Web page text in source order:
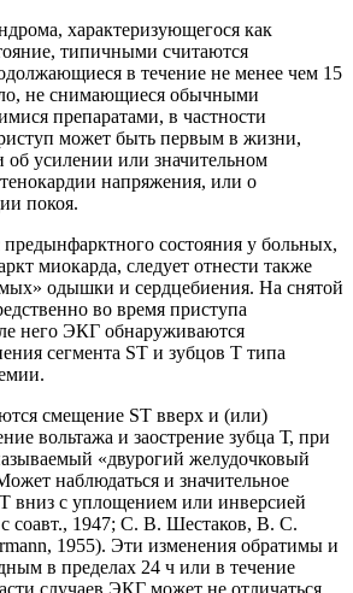
характеризующегося как
типичными считаются
в течение не менее чем 15
не снимающиеся обычными
препаратами, в частности
может быть первым в жизни,
об усилении или значительном
напряжения, или о
покоя.
состояния у больных,
миокарда, следует отнести также
одышки и сердцебиения. На снятой
во время приступа
него ЭКГ обнаруживаются
сегмента ST и зубцов Т типа
смещение ST вверх и (или)
вольтажа и заострение зубца Т, при
«двурогий желудочковый
наблюдаться и значительное
вниз с уплощением или инверсией
соавт., 1947; С. В. Шестаков, В. С.
1955). Эти изменения обратимы и
в пределах 24 ч или в течение
случаев ЭКГ может не отличаться